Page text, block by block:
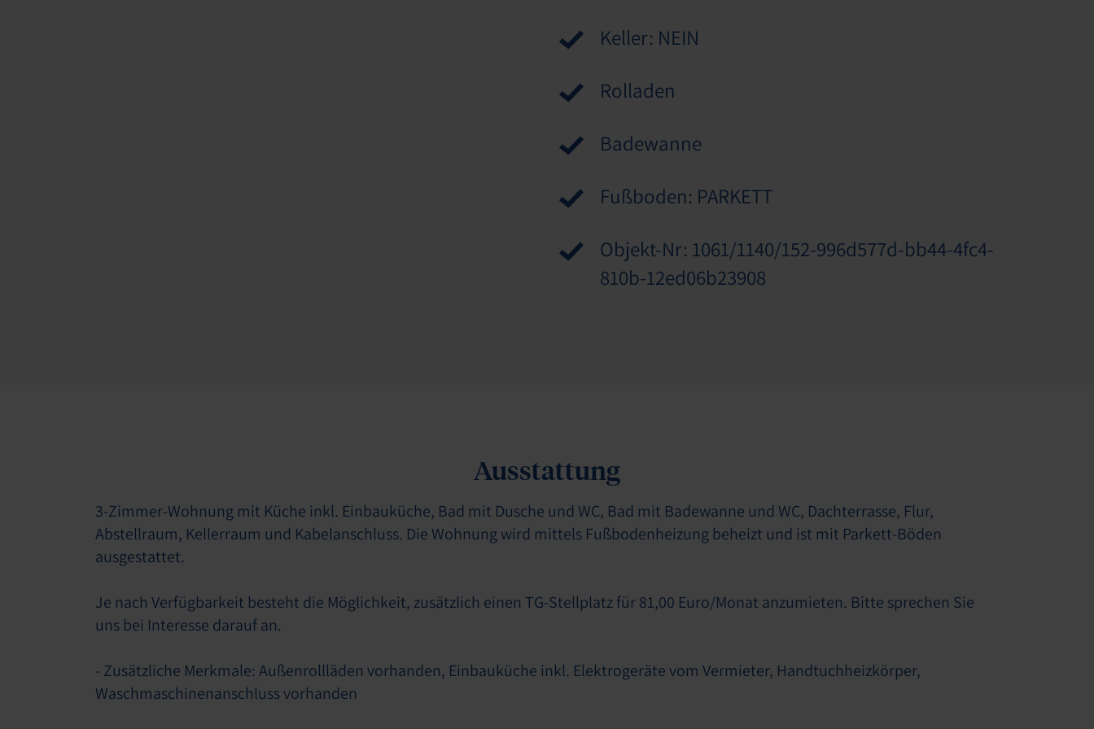
Keller: NEIN
Rolladen
Badewanne
Fußboden: PARKETT
Objekt-Nr: 1061/1140/152-996d577d-bb44-4fc4-
810b-12ed06b23908
Ausstattung
3-Zimmer-Wohnung mit Küche inkl. Einbauküche, Bad mit Dusche und WC, Bad mit Badewanne und WC, Dachterrasse, Flur,
Abstellraum, Kellerraum und Kabelanschluss. Die Wohnung wird mittels Fußbodenheizung beheizt und ist mit Parkett-Böden
ausgestattet.
Je nach Verfügbarkeit besteht die Möglichkeit, zusätzlich einen TG-Stellplatz für 81,00 Euro/Monat anzumieten. Bitte sprechen Sie
uns bei Interesse darauf an.
- Zusätzliche Merkmale: Außenrollläden vorhanden, Einbauküche inkl. Elektrogeräte vom Vermieter, Handtuchheizkörper,
Waschmaschinenanschluss vorhanden